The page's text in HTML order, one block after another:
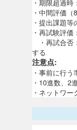
・期限超過
・中間評価
・提出課題
・再試験評価：
・再試合否
する
注意点:
・事前に行
・10進数、2
・ネットワ